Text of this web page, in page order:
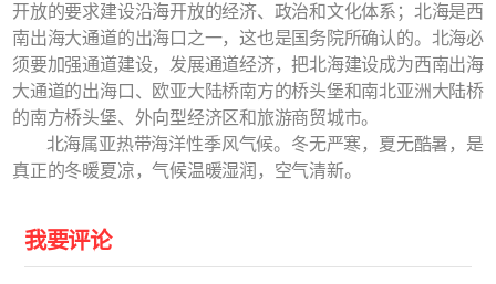
开放的要求建设沿海开放的经济、政治和文化体系；北海是西
南出海大通道的出海口之一，这也是国务院所确认的。北海必
须要加强通道建设，发展通道经济，把北海建设成为西南出海
大通道的出海口、欧亚大陆桥南方的桥头堡和南北亚洲大陆桥
的南方桥头堡、外向型经济区和旅游商贸城市。
北海属亚热带海洋性季风气候。冬无严寒，夏无酷暑，是
真正的冬暖夏凉，气候温暖湿润，空气清新。
我要评论